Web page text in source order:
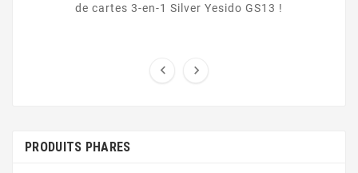
de cartes 3-en-1 Silver Yesido GS13 !
 
PRODUITS PHARES